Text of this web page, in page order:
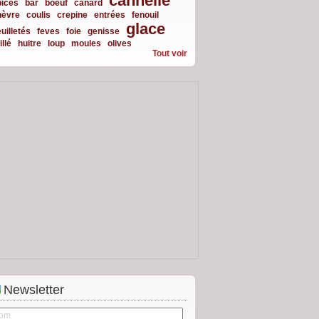
bar boeuf canard
coulis crepine entrées
fenouil
feves foie genisse glace
huitre loup moules
olives
Tout voir
Newsletter